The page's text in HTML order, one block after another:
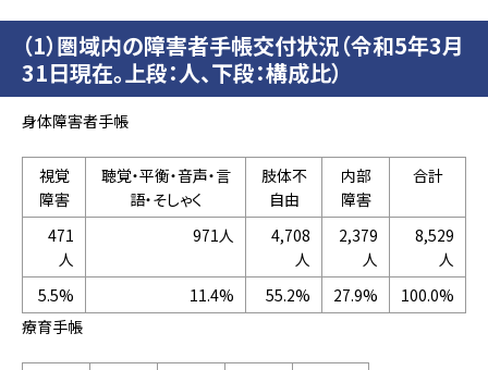
（1）圏域内の障害者手帳交付状況（令和5年3月
31日現在。上段：人、下段：構成比）
身体障害者手帳
視覚
障害
聴覚・平衡・音声・言
語・そしゃく
肢体不
自由
内部
障害
合計
471
人
971人
4,708
人
2,379
人
8,529
人
5.5%
11.4% 55.2% 27.9%
100.0%
療育手帳